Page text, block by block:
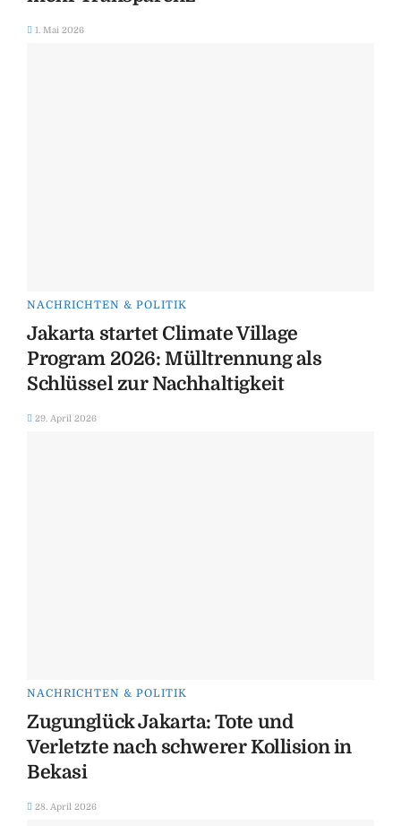
1. Mai 2026
NACHRICHTEN & POLITIK
Jakarta startet Climate Village
Program 2026: Mülltrennung als
Schlüssel zur Nachhaltigkeit
29. April 2026
NACHRICHTEN & POLITIK
Zugunglück Jakarta: Tote und
Verletzte nach schwerer Kollision in
Bekasi
28. April 2026